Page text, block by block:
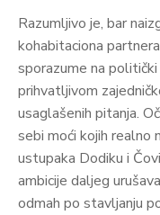
Razumljivo je, bar
kohabitaciona
sporazume na
prihvatljivom
usaglašenih pitanja.
sebi moći kojih realno
ustupaka Dodiku i
ambicije daljeg
odmah po stavljanju